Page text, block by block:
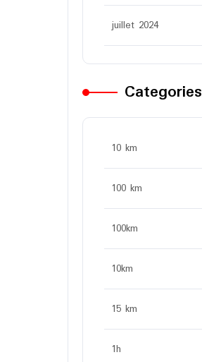
juillet 2024
Categories
10 km
100 km
100km
10km
15 km
1h